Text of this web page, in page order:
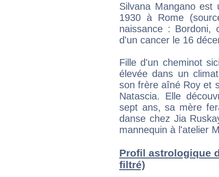
Silvana Mangano est
1930 à Rome
naissance : Bordoni,
d'un cancer le 16
Fille d'un cheminot
élevée dans un
son frère aîné Roy et
Natascia. Elle
sept ans, sa mère
danse chez Jia
mannequin à l'atelier
Profil astrologique
filtré)